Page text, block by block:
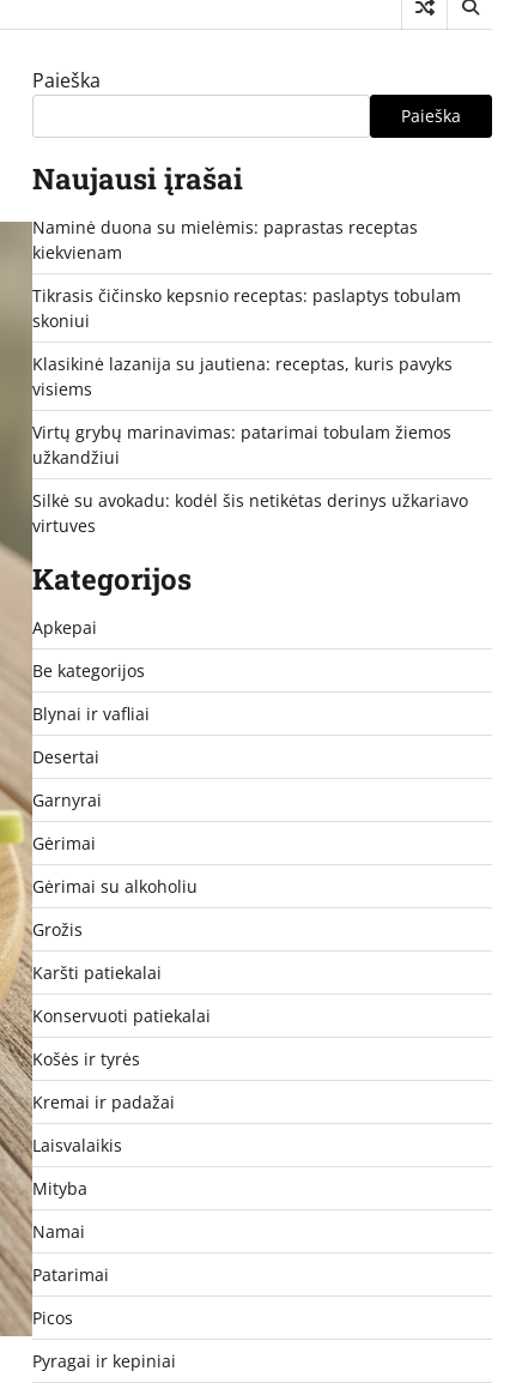
Paieška
Paieška
Naujausi įrašai
Naminė duona su mielėmis: paprastas receptas
kiekvienam
Tikrasis čičinsko kepsnio receptas: paslaptys tobulam
skoniui
Klasikinė lazanija su jautiena: receptas, kuris pavyks
visiems
Virtų grybų marinavimas: patarimai tobulam žiemos
užkandžiui
Silkė su avokadu: kodėl šis netikėtas derinys užkariavo
virtuves
Kategorijos
Apkepai
Be kategorijos
Blynai ir vafliai
Desertai
Garnyrai
Gėrimai
Gėrimai su alkoholiu
Grožis
Karšti patiekalai
Konservuoti patiekalai
Košės ir tyrės
Kremai ir padažai
Laisvalaikis
Mityba
Namai
Patarimai
Picos
Pyragai ir kepiniai